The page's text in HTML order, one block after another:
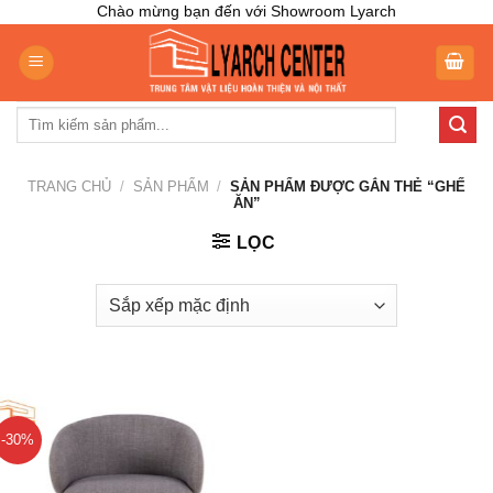
content
Chào mừng bạn đến với Showroom Lyarch
Tìm
TRANG CHỦ / SẢN PHẨM / SẢN PHẨM ĐƯỢC GẮN THẺ “GHẾ
ĂN”
LỌC
-30%